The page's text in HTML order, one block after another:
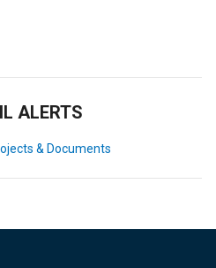
ALERTS
& Documents